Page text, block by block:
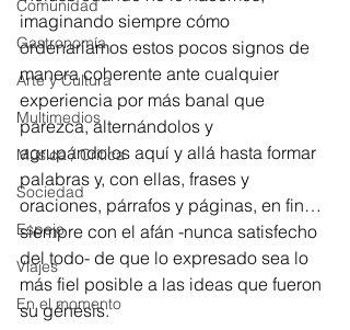
Comunidad
Gastronomía
Arte y Cultura
Multimedios
Música / Crítica
Sociedad
Espejo
Viajes
En el momento
imaginando siempre cómo
ordenaríamos estos pocos signos de
manera coherente ante cualquier
experiencia por más banal que
parezca, alternándolos y
agrupándolos aquí y allá hasta formar
palabras y, con ellas, frases y
oraciones, párrafos y páginas, en fin…
siempre con el afán -nunca satisfecho
del todo- de que lo expresado sea lo
más fiel posible a las ideas que fueron
su génesis.